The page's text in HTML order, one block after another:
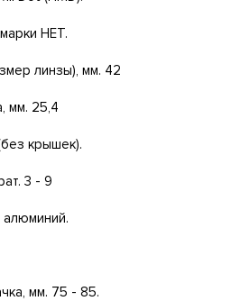
НЕТ.
линзы), мм. 42
мм. 25,4
крышек).
3 - 9
мм. 75 - 85.